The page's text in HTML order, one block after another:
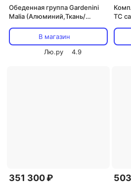
Обеденная группа Gardenini
Malia (Алюминий,Ткань/
арт.DMLA.010822.C4
В магазин
Лю.ру
4.9
TC
351 300 ₽